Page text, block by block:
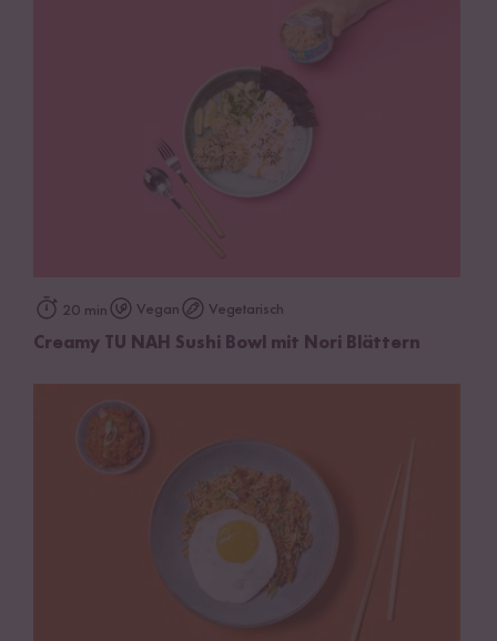
20 min Vegan Vegetarisch
Creamy TU NAH Sushi Bowl mit Nori Blättern